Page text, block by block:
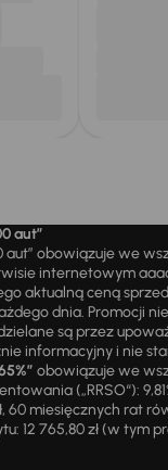
aut”
aut” obowiązuje we
internetowym
aktualną ceną
dnia. Promocji
są przez
informacyjny i nie
obowiązuje we
(„RRSO“):
60 miesięcznych rat
12 765,80 zł (w tym